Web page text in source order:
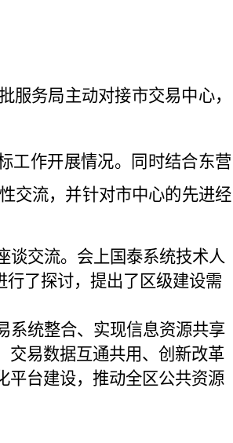
服务局主动对接市交易中心，
工作开展情况。同时结合东营
交流，并针对市中心的先进经
谈交流。会上国泰系统技术人
了探讨，提出了区级建设需
系统整合、实现信息资源共享
交易数据互通共用、创新改革
平台建设，推动全区公共资源